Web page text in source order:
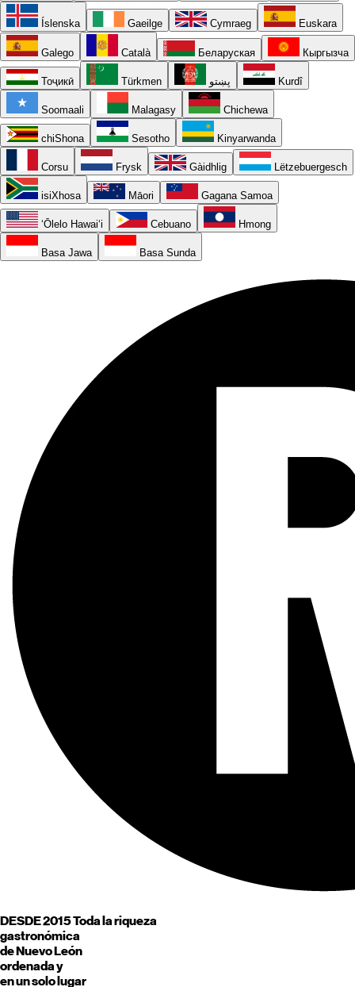
Íslenska Gaeilge Cymraeg Euskara
Galego Català Беларуская Кыргызча
Тоҷикӣ Türkmen پښتو Kurdî
Soomaali Malagasy Chichewa
chiShona Sesotho Kinyarwanda
Corsu Frysk Gàidhlig Lëtzebuergesch
isiXhosa Māori Gagana Samoa
ʻŌlelo Hawaiʻi Cebuano Hmong
Basa Jawa Basa Sunda
DESDE 2015Toda la riqueza
gastronómica
deNuevo León
ordenada y
en un solo lugar